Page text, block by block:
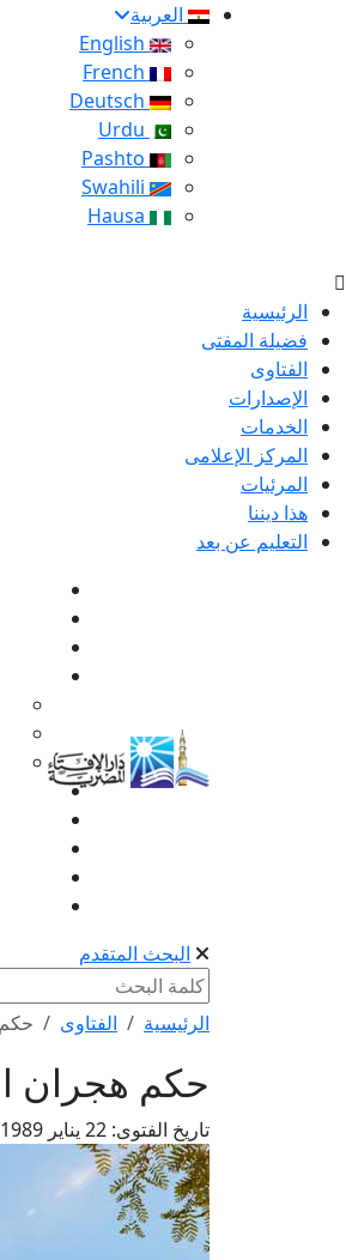
العربية
الرئيسية
فضيلة المفتى
الفتاوى
الإصدارات
الخدمات
المركز الإعلامى
المرئيات
هذا ديننا
التعليم عن بعد
البحث المتقدم
الرئيسية الفتاوى حكم
حكم هجران
تاريخ الفتوى: